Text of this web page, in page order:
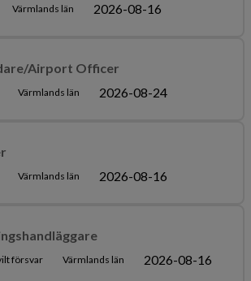
Värmlands län 2026-08-16
Airport Officer
Värmlands län 2026-08-24
Värmlands län 2026-08-16
försvar Värmlands län 2026-08-16